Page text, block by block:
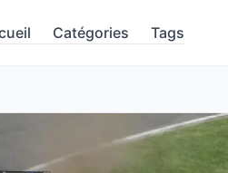
Catégories Tags